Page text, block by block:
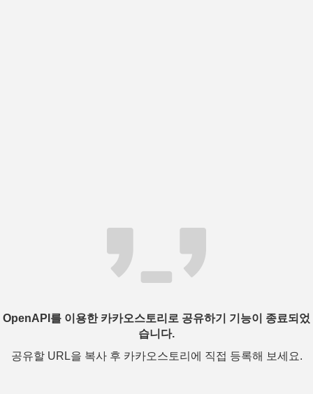
OpenAPI를 이용한 카카오스토리로 공유하기 기능이 종료되었
습니다.
공유할 URL을 복사 후 카카오스토리에 직접 등록해 보세요.